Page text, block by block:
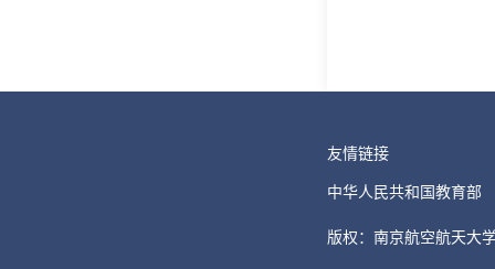
友情链接
中华人民共和国教育部
版权：南京航空航天大